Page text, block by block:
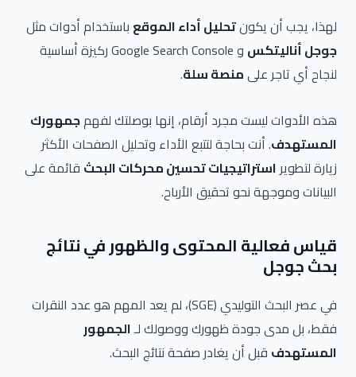
لهذا، يجب أن يكونتحليل أداء الموقع باستخدام أدوات مثل
جوجل أناليتكس
و Google Search Console ركيزة أساسية
لنجاح أي تاجر علىمنصة سلة.
هذه الأدوات ليست مجرد أرقام، إنها بوصلتك لفهمجمهورك
المستهدف. أنت بحاجة لتتبع الأداء وتحليل الصفحات الأكثر
زيارة لتطويراستراتيجيات تحسين محركات البحث قائمة على
البيانات وموجهة نحو تحقيق الأرباح.
قياس فعالية المحتوى والظهور في نتائج
بحث جوجل
في عصر البحث التوليدي (SGE)، لم يعد المهم هو عدد النقرات
فقط، بل مدى جودة ظهورك ووصولك لـالجمهور
المستهدف قبل أن يغادر صفحة نتائج البحث.